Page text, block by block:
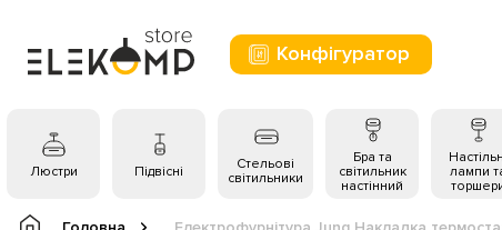
Конфігуратор
Люстри Підвісні
Стельові
світильники
Бра та
світильник
настінний
лампи